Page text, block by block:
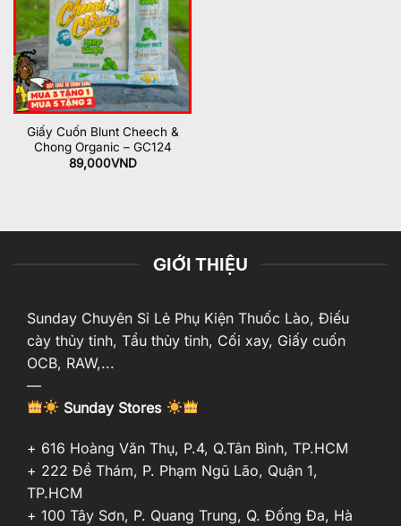
Giấy Cuốn Blunt Cheech &
Chong Organic – GC124
89,000VND
GIỚI THIỆU
Sunday Chuyên Sỉ Lẻ Phụ Kiện Thuốc Lào, Điếu
cày thủy tinh, Tẩu thủy tinh, Cối xay, Giấy cuốn
OCB, RAW,...
—
Sunday Stores
+ 616 Hoàng Văn Thụ, P.4, Q.Tân Bình, TP.HCM
+ 222 Đề Thám, P. Phạm Ngũ Lão, Quận 1,
TP.HCM
+ 100 Tây Sơn, P. Quang Trung, Q. Đống Đa, Hà